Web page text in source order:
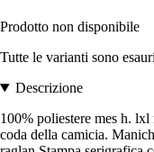
Prodotto non disponibile
Tutte le varianti sono
Descrizione
100% poliestere mes h.
coda della camicia.